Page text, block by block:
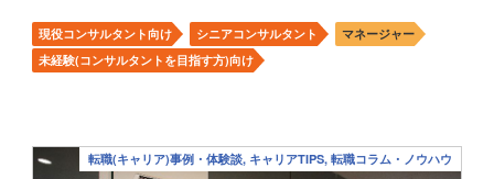
現役コンサルタント向け シニアコンサルタント
マネージャー
未経験(コンサルタントを目指す方)向け
転職(キャリア)事例・体験談, キャリアTIPS, 転職コラム・ノウハウ